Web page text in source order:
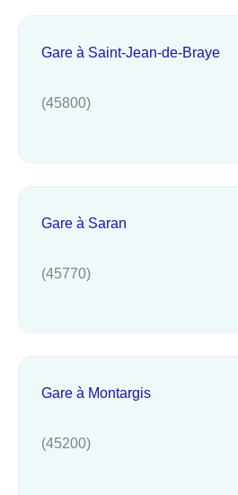
Gare à Saint-Jean-de-Braye
(45800)
Gare à Saran
(45770)
Gare à Montargis
(45200)